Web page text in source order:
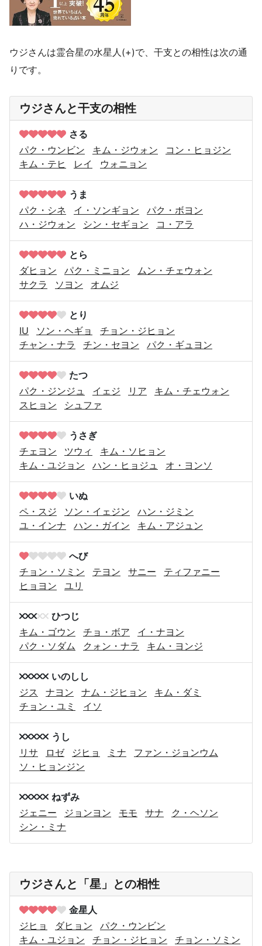
ウジさんは霊合星の水星人(+)で、干支との相性は次の通
りです。
ウジさんと干支の相性
さる
パク・ウンビン
キム・ジウォン
コン・ヒョジン
キム・テヒ
レイ ウォニョン
うま
パク・シネ
イ・ソンギョン
パク・ボヨン
ハ・ジウォン
シン・セギョン コ・アラ
とら
ダヒョン
パク・ミニョン
ムン・チェウォン
サクラ
ソヨン オムジ
とり
IU
ソン・ヘギョ
チョン・ジヒョン
チャン・ナラ
チン・セヨン パク・ギュヨン
たつ
パク・ジンジュ
イェジ リア
キム・チェウォン
スヒョン
シュファ
うさぎ
チェヨン
ツウィ
キム・ソヒョン
キム・ユジョン
ハン・ヒョジュ オ・ヨンソ
いぬ
ペ・スジ
ソン・イェジン
ハン・ジミン
ユ・インナ
ハン・ガイン キム・アジュン
へび
チョン・ソミン
テヨン サニー
ティファニー
ヒョヨン
ユリ
ひつじ
キム・ゴウン
チョ・ボア
イ・ナヨン
パク・ソダム
クォン・ナラ キム・ヨンジ
いのしし
ジス
ナヨン ナム・ジヒョン
キム・ダミ
チョン・ユミ
イソ
うし
リサ
ロゼ ジヒョ ミナ
ファン・ジョンウム
ソ・ヒョンジン
ねずみ
ジェニー
ジョンヨン モモ サナ
ク・ヘソン
シン・ミナ
ウジさんと「星」との相性
金星人
ジヒョ
ダヒョン
パク・ウンビン
キム・ユジョン
チョン・ジヒョン チョン・ソミン